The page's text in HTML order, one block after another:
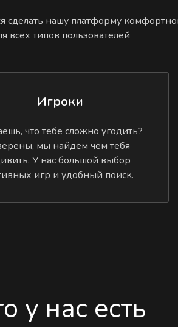
сделать нашу платформу
всех типов пользователей
Игроки
что тебе сложно угодить?
мы найдем чем тебя
У нас большой выбор
игр и удобный поиск.
у нас есть